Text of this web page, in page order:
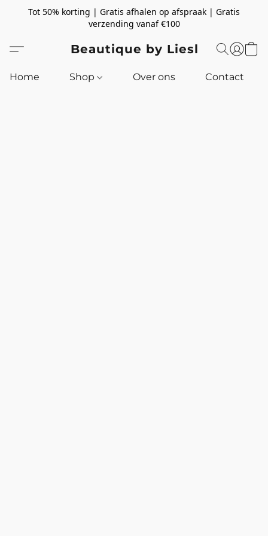
Tot 50% korting | Gratis afhalen op afspraak | Gratis
verzending vanaf €100
Beautique by Liesl
Home Shop Over ons Contact